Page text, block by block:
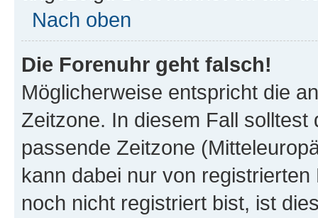
Nach oben
Die Forenuhr geht falsch!
Möglicherweise entspricht die
Zeitzone. In diesem Fall solltest
passende Zeitzone
kann dabei nur von
noch nicht registriert bist, ist